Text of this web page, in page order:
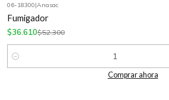
-30% OFF
06-18300|Anasac
Fumigador
$36.610$52.300
Cantidad
Comprar ahora